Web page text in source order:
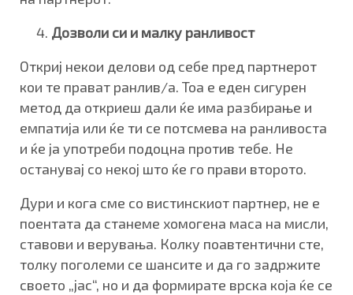
Дозволи си и малку ранливост
Откриј некои делови од себе пред партнерот
кои те прават ранлив/а. Тоа е еден сигурен
метод да откриеш дали ќе има разбирање и
емпатија или ќе ти се потсмева на ранливоста
и ќе ја употреби подоцна против тебе. Не
останувај со некој што ќе го прави второто.
Дури и кога сме со вистинскиот партнер, не е
поентата да станеме хомогена маса на мисли,
ставови и верувања. Колку поавтентични сте,
толку поголеми се шансите и да го задржите
своето „јас“, но и да формирате врска која ќе се